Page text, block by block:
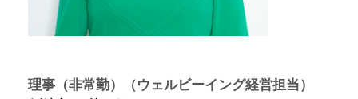
理事（非常勤）（ウェルビーイング経営担当）